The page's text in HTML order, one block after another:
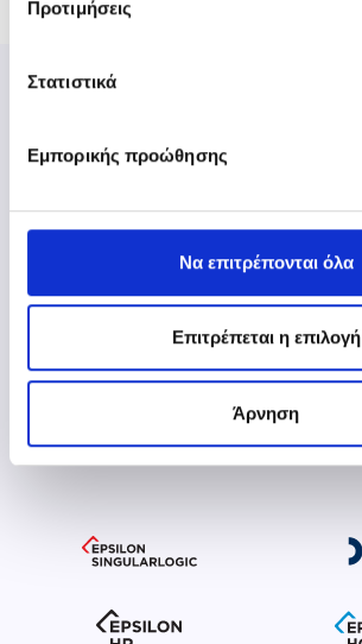
Προτιμήσεις
Στατιστικά
Εμπορικής προώθησης
Να επιτρέπονται όλα
Επιτρέπεται η επιλογή
Άρνηση
Aθήνα: 211 5007000
www.epsilonnet.gr